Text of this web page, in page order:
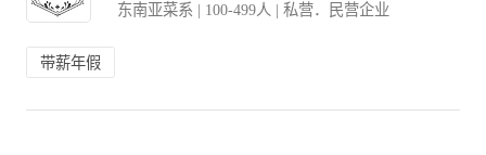
东南亚菜系 | 100-499人 | 私营．民营企业
带薪年假